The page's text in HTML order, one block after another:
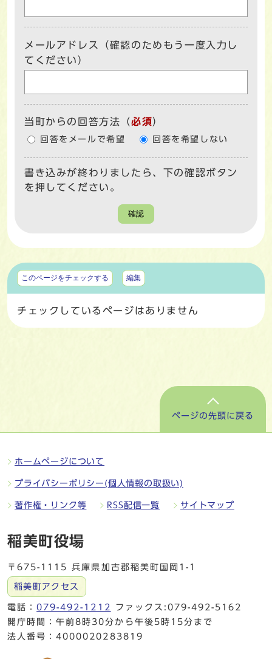
メールアドレス（確認のためもう一度入力し
てください）
当町からの回答方法 （必須）
回答をメールで希望 回答を希望しない
書き込みが終わりましたら、下の確認ボタン
を押してください。
確認
マイページ
このページをチェックする 編集
チェックしているページはありません
ページの先頭に戻る
ホームページについて
プライバシーポリシー(個人情報の取扱い)
著作権・リンク等 RSS配信一覧 サイトマップ
稲美町役場
〒675-1115 兵庫県加古郡稲美町国岡1-1
稲美町アクセス
電話：079-492-1212
ファックス:079-492-5162
開庁時間：午前8時30分から午後5時15分まで
法人番号：4000020283819